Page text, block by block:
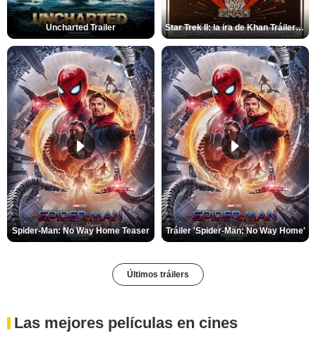
Uncharted Trailer Star Trek II: la ira de Khan Tráiler VO
Spider-Man: No Way Home Teaser Tráiler 'Spider-Man: No Way Home'
Últimos tráilers
Las mejores películas en cines